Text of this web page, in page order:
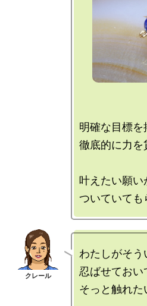
明確な目標
徹底的に力を
叶えたい願い
わたしがそ
忍ばせてお
そっと触れた